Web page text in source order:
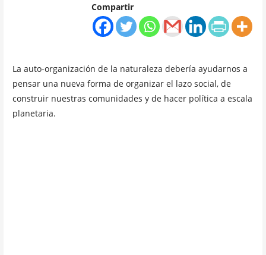
Compartir
La auto-organización de la naturaleza debería ayudarnos a
pensar una nueva forma de organizar el lazo social, de
construir nuestras comunidades y de hacer política a escala
planetaria.